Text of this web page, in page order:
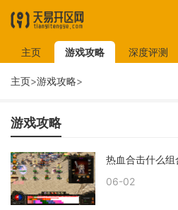
主页 游戏攻略 深度评测
主页>游戏攻略>
游戏攻略
热血合击什么
06-02